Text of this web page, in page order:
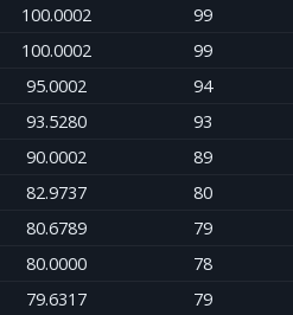
100.0002 99
100.0002 99
95.0002 94
93.5280 93
90.0002 89
82.9737 80
80.6789 79
80.0000 78
79.6317 79